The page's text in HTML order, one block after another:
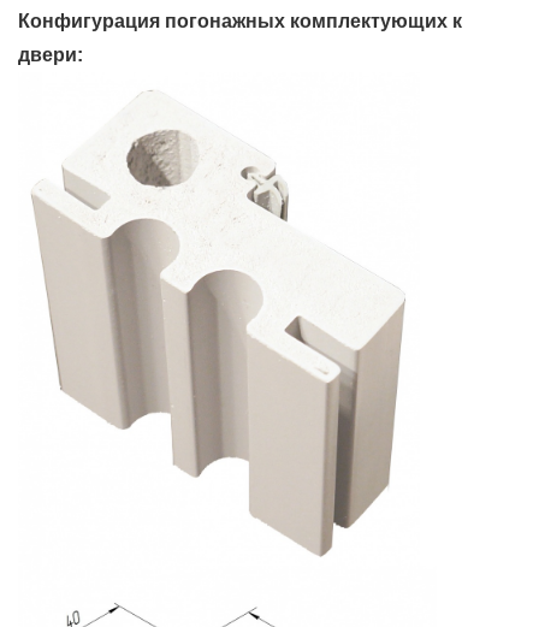
Конфигурация погонажных комплектующих к
двери: